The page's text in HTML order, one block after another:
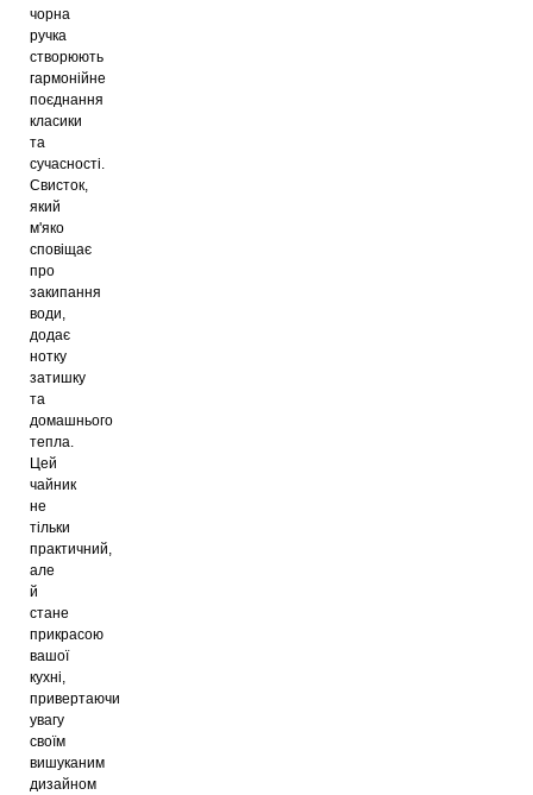
чорна
ручка
створюють
гармонійне
поєднання
класики
та
сучасності.
Свисток,
який
м'яко
сповіщає
про
закипання
води,
додає
нотку
затишку
та
домашнього
тепла.
Цей
чайник
не
тільки
практичний,
але
й
стане
прикрасою
вашої
кухні,
привертаючи
увагу
своїм
вишуканим
дизайном